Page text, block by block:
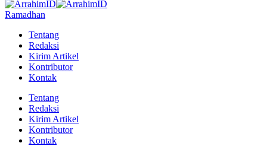
Ramadhan
Tentang
Redaksi
Kirim Artikel
Kontributor
Kontak
Tentang
Redaksi
Kirim Artikel
Kontributor
Kontak